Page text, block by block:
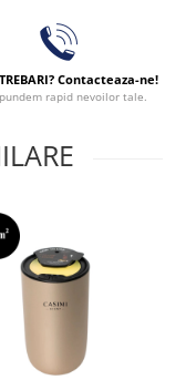
Contacteaza-ne!
rapid nevoilor tale.